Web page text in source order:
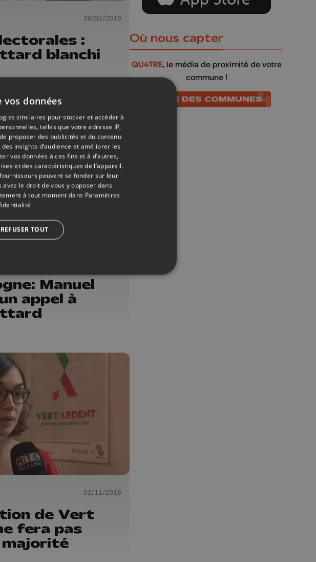
26/02/2019
:
blanchi
Manuel
appel à
02/11/2018
de Vert
fera pas
Où nous capter
QU4TRE, le média de proximité de votre
commune !
LISTE DES COMMUNES
données
similaires pour stocker et accéder à
telles que votre adresse IP,
proposer des publicités et du contenu
insights d’audience et améliorer les
vos données à ces fins et à d’autres,
et des caractéristiques de l’appareil.
peuvent se fonder sur leur
le droit de vous y opposer dans
à tout moment dans Paramètres
REFUSER TOUT